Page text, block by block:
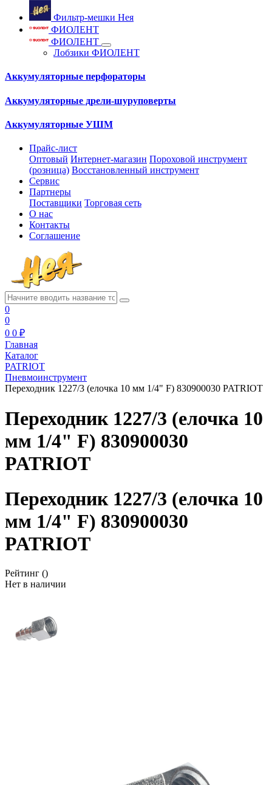
Фильтр-мешки Нея
ФИОЛЕНТ
ФИОЛЕНТ
Лобзики ФИОЛЕНТ
Аккумуляторные перфораторы
Аккумуляторные дрели-шуруповерты
Аккумуляторные УШМ
Прайс-лист
Оптовый Интернет-магазин Пороховой инструмент
(розница) Восстановленный инструмент
Сервис
Партнеры
Поставщики Торговая сеть
О нас
Контакты
Соглашение
0
0
0 0 ₽
Главная
Каталог
PATRIOT
Пневмоинструмент
Переходник 1227/3 (елочка 10 мм 1/4" F) 830900030 PATRIOT
Переходник 1227/3 (елочка 10
мм 1/4" F) 830900030
PATRIOT
Переходник 1227/3 (елочка 10
мм 1/4" F) 830900030
PATRIOT
Рейтинг ()
Нет в наличии